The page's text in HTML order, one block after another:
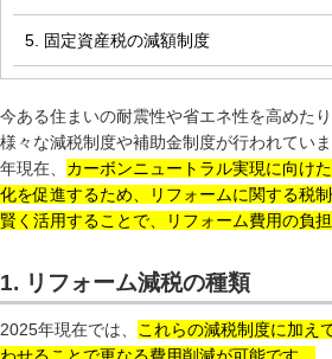
5. 固定資産税の減額制度
今ある住まいの耐震性や省エネ性を高めた
様々な減税制度や補助金制度が行われてい
年現在、 カーボンニュートラル実現に向け
化を促進するため、リフォームに関する税
賢く活用することで、リフォーム費用の負
1. リフォーム減税の種類
2025年現在では、
これらの減税制度に加え